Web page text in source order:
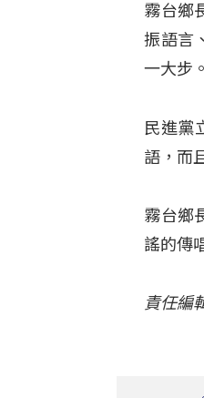
霧台鄉
振語言
一大步
民進黨
語，而
霧台鄉
謠的傳
責任編